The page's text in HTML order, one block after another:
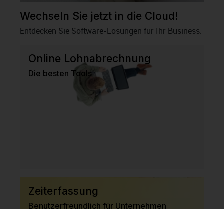
Online Lohnabrechnung
Die besten Tools
Zeiterfassung
Benutzerfreundlich für Unternehmen
Wechseln Sie jetzt in die Cloud!
Entdecken Sie Software-Lösungen für Ihr Business.